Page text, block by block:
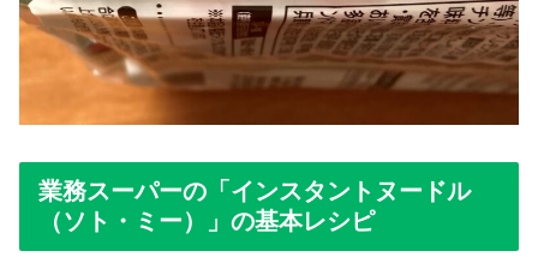
業務スーパーの「インスタントヌードル
（ソト・ミー）」の基本レシピ